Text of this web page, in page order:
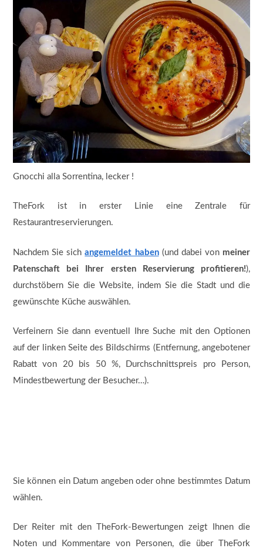
Gnocchi alla Sorrentina, lecker !
TheFork ist in erster Linie eine Zentrale für
Restaurantreservierungen.
Nachdem Sie sichangemeldet haben(und dabei von meiner
Patenschaft bei Ihrer ersten Reservierung profitieren!),
durchstöbern Sie die Website, indem Sie die Stadt und die
gewünschte Küche auswählen.
Verfeinern Sie dann eventuell Ihre Suche mit den Optionen
auf der linken Seite des Bildschirms (Entfernung, angebotener
Rabatt von 20 bis 50 %, Durchschnittspreis pro Person,
Mindestbewertung der Besucher…).
Sie können ein Datum angeben oder ohne bestimmtes Datum
wählen.
Der Reiter mit den TheFork-Bewertungen zeigt Ihnen die
Noten und Kommentare von Personen, die über TheFork